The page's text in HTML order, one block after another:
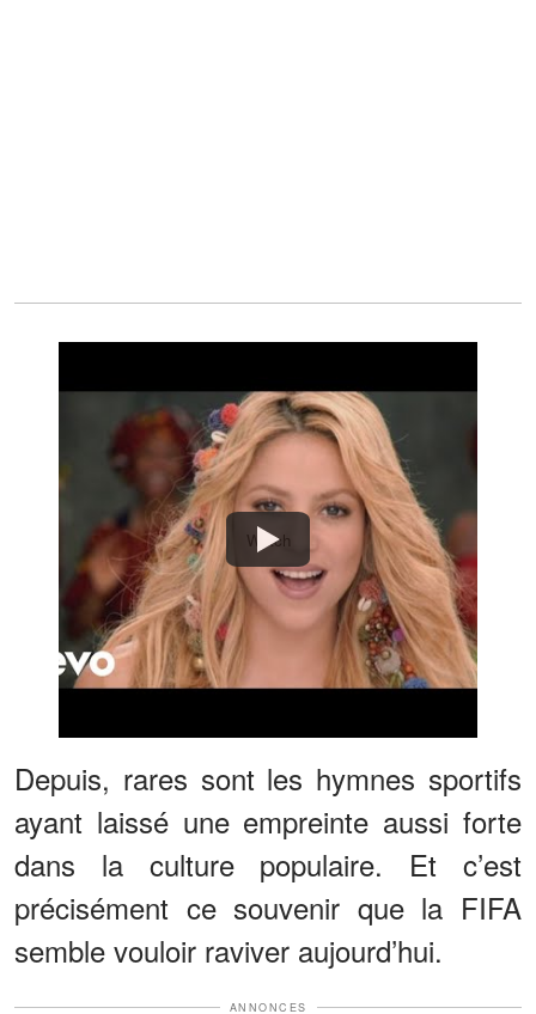
Watch
Depuis, rares sont les hymnes sportifs
ayant laissé une empreinte aussi forte
dans la culture populaire. Et c’est
précisément ce souvenir que la FIFA
semble vouloir raviver aujourd’hui.
ANNONCES